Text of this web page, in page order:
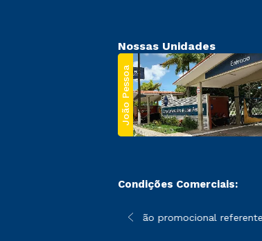
Nossas Unidades
João Pessoa
Condições Comerciais:
sofrer alterações nos períodos de
*A condição promocional referente